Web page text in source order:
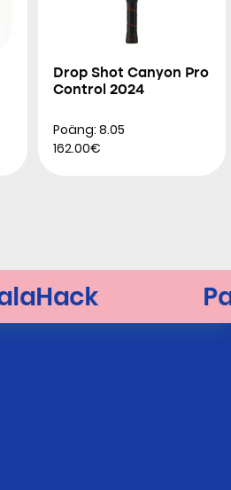
Drop Shot Canyon Pro
Control 2024
Poäng: 8.05
162.00€